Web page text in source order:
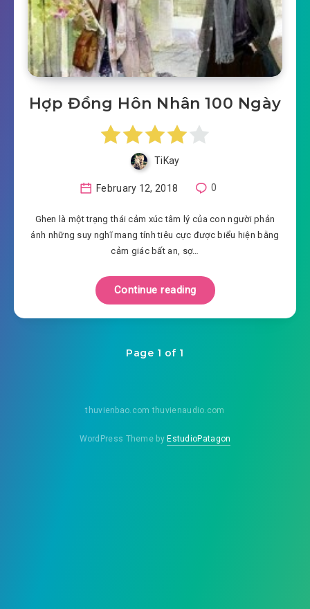
Hợp Đồng Hôn Nhân 100 Ngày
TiKay
February 12, 2018 0
Ghen là một trạng thái cảm xúc tâm lý của con người phản
ánh những suy nghĩ mang tính tiêu cực được biểu hiện bằng
cảm giác bất an, sợ…
Continue reading
Page 1 of 1
thuvienbao.com thuvienaudio.com
WordPress Theme byEstudioPatagon